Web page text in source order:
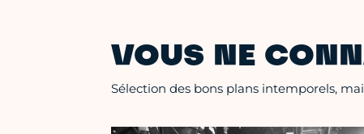
VOUS NE
Sélection des bons plans intemporels,